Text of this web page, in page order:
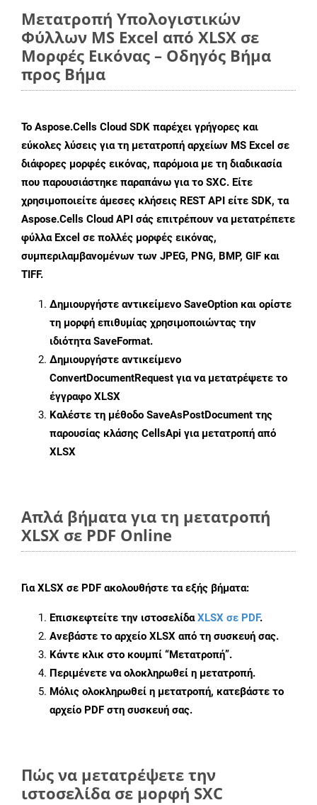
Μετατροπή Υπολογιστικών
Φύλλων MS Excel από XLSX σε
Μορφές Εικόνας – Οδηγός Βήμα
προς Βήμα
Το Aspose.Cells Cloud SDK παρέχει γρήγορες και
εύκολες λύσεις για τη μετατροπή αρχείων MS Excel σε
διάφορες μορφές εικόνας, παρόμοια με τη διαδικασία
που παρουσιάστηκε παραπάνω για το SXC. Είτε
χρησιμοποιείτε άμεσες κλήσεις REST API είτε SDK, τα
Aspose.Cells Cloud API σάς επιτρέπουν να μετατρέπετε
φύλλα Excel σε πολλές μορφές εικόνας,
συμπεριλαμβανομένων των JPEG, PNG, BMP, GIF και
TIFF.
Δημιουργήστε αντικείμενο SaveOption και ορίστε
τη μορφή επιθυμίας χρησιμοποιώντας την
ιδιότηταSaveFormat.
Δημιουργήστε αντικείμενο
ConvertDocumentRequest για να μετατρέψετε το
έγγραφο XLSX
Καλέστε τη μέθοδο SaveAsPostDocument της
παρουσίας κλάσης CellsApi για μετατροπή από
XLSX
Απλά βήματα για τη μετατροπή
XLSX σε PDF Online
ΓιαXLSX σε PDF ακολουθήστε τα εξής βήματα:
Επισκεφτείτε την ιστοσελίδαXLSX σε PDF.
Ανεβάστε το αρχείο XLSX από τη συσκευή σας.
Κάντε κλικ στο κουμπί “Μετατροπή”.
Περιμένετε να ολοκληρωθεί η μετατροπή.
Μόλις ολοκληρωθεί η μετατροπή, κατεβάστε το
αρχείο PDF στη συσκευή σας.
Πώς να μετατρέψετε την
ιστοσελίδα σε μορφή SXC